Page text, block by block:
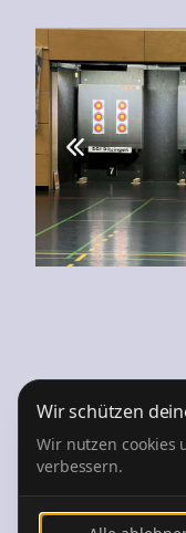
Wir schützen
Wir nutzen cookies
verbessern.